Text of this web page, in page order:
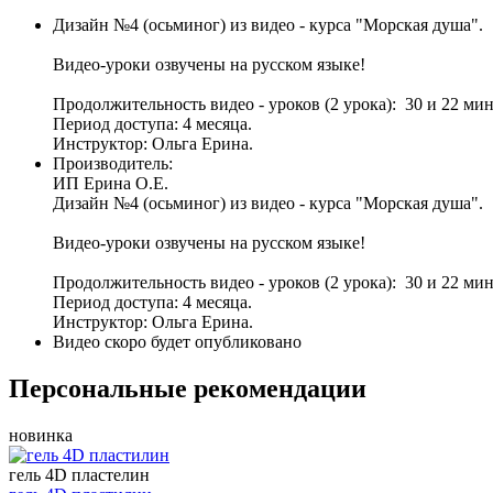
Дизайн №4 (осьминог) из видео - курса "Морская душа".
Видео-уроки озвучены на русском языке!
Продолжительность видео - уроков (2 урока): 30 и 22
Период доступа: 4 месяца.
Инструктор: Ольга Ерина.
Производитель:
ИП Ерина О.Е.
Дизайн №4 (осьминог) из видео - курса "Морская душа".
Видео-уроки озвучены на русском языке!
Продолжительность видео - уроков (2 урока): 30 и 22
Период доступа: 4 месяца.
Инструктор: Ольга Ерина.
Видео скоро будет опубликовано
Персональные рекомендации
новинка
гель 4D пластелин